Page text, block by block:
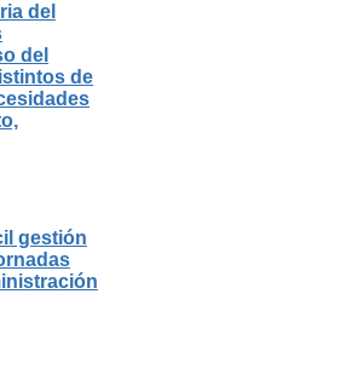
del
del
de
gestión